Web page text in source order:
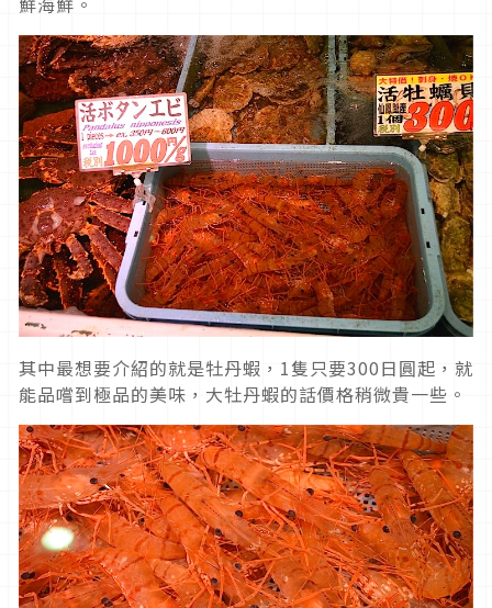
其中最想要介紹的就是牡丹蝦，1隻只要300日圓起，就
能品嚐到極品的美味，大牡丹蝦的話價格稍微貴一些。